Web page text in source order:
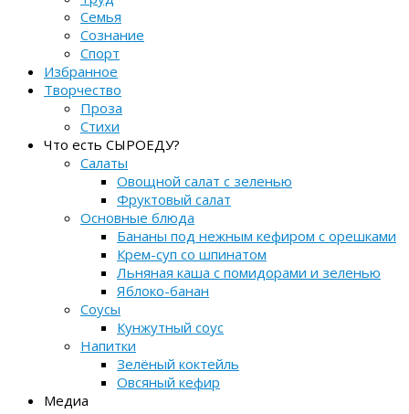
Семья
Сознание
Спорт
Избранное
Творчество
Проза
Стихи
Что есть СЫРОЕДУ?
Салаты
Овощной салат с зеленью
Фруктовый салат
Основные блюда
Бананы под нежным кефиром с орешками
Крем-суп со шпинатом
Льняная каша с помидорами и зеленью
Яблоко-банан
Соусы
Кунжутный соус
Напитки
Зелёный коктейль
Овсяный кефир
Медиа